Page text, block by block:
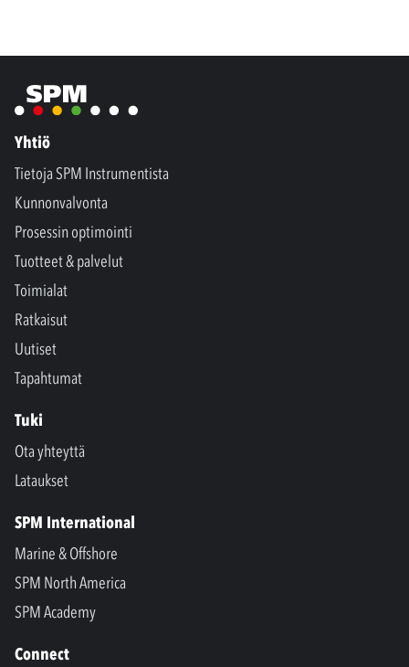
Yhtiö
Tietoja SPM Instrumentista
Kunnonvalvonta
Prosessin optimointi
Tuotteet & palvelut
Toimialat
Ratkaisut
Uutiset
Tapahtumat
Tuki
Ota yhteyttä
Lataukset
SPM International
Marine & Offshore
SPM North America
SPM Academy
Connect